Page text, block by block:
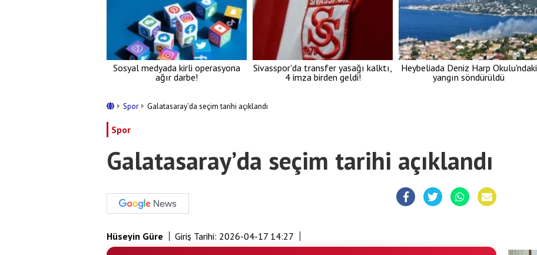
Sosyal medyada kirli operasyona
ağır darbe!
Sivasspor'da transfer yasağı kalktı,
4 imza birden geldi!
Heybeliada Deniz Harp Okulu'ndaki
yangın söndürüldü
Spor Galatasaray’da seçim tarihi açıklandı
Spor
Galatasaray’da seçim tarihi açıklandı
Hüseyin Güre Giriş Tarihi: 2026-04-17 14:27